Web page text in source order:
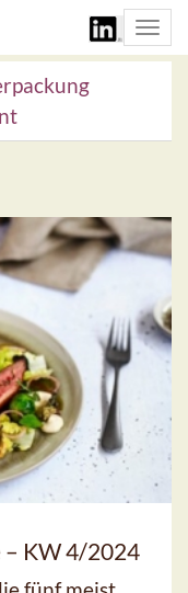
– KW 4/2024